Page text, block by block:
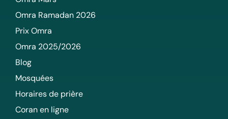
Omra Ramadan 2026
Prix Omra
Omra 2025/2026
Blog
Mosquées
Horaires de prière
Coran en ligne